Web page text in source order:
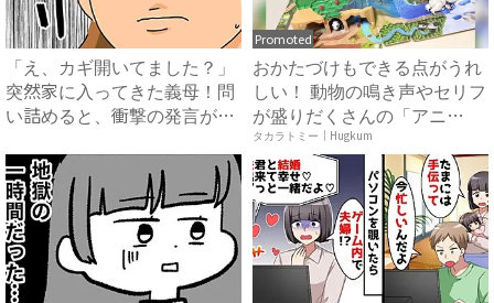
「え、カギ開いてました？」
突然家に入ってきた義母！問
い詰めると、衝撃の発言が…
Promoted
おかたづけもできる点がうれ
しい！ 動物の鳴き声やセリフ
が盛りだくさんの「アニ
ア ...
タカラトミー｜Hugkum